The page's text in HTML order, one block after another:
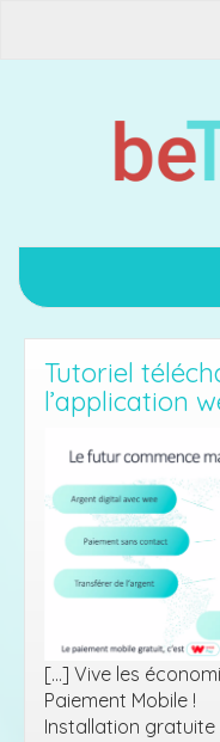
Tutoriel
l’application
[…] Vive les
Paiement Mobile !
Installation gratuite